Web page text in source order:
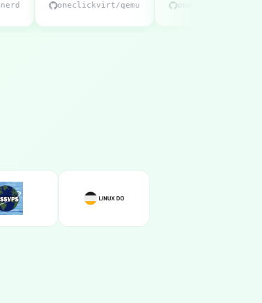
oneclickvirt/qemu oneclickvirt/kubevirt